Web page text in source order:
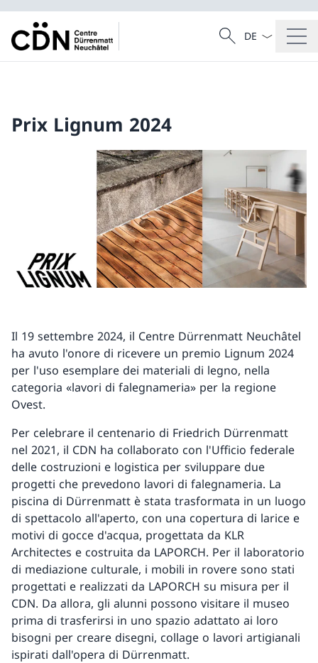
Cercare
Ricerca
Dal menu a
Prix Lignum 2024
Il 19 settembre 2024, il Centre Dürrenmatt Neuchâtel
ha avuto l'onore di ricevere un premio Lignum 2024
per l'uso esemplare dei materiali di legno, nella
categoria «lavori di falegnameria» per la regione
Ovest.
Per celebrare il centenario di Friedrich Dürrenmatt
nel 2021, il CDN ha collaborato con l'Ufficio federale
delle costruzioni e logistica per sviluppare due
progetti che prevedono lavori di falegnameria. La
piscina di Dürrenmatt è stata trasformata in un luogo
di spettacolo all'aperto, con una copertura di larice e
motivi di gocce d'acqua, progettata da KLR
Architectes e costruita da LAPORCH. Per il laboratorio
di mediazione culturale, i mobili in rovere sono stati
progettati e realizzati da LAPORCH su misura per il
CDN. Da allora, gli alunni possono visitare il museo
prima di trasferirsi in uno spazio adattato ai loro
bisogni per creare disegni, collage o lavori artigianali
ispirati dall'opera di Dürrenmatt.